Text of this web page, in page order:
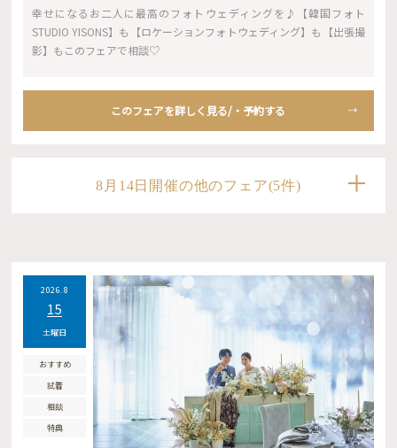
幸せになるお二人に最高のフォトウェディングを♪【韓国フォト
STUDIO YISONS】も【ロケーションフォトウェディング】も【出張撮
影】もこのフェアで相談♡
このフェアを詳しく見る/・予約する
8月14日開催の他のフェア(5件)
2026.8
15
土曜日
おすすめ
試着
相談
特典